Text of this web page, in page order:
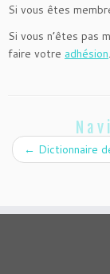
Si vous êtes
Si vous n’êtes pas
faire votre adhésion.
← Dictionnaire